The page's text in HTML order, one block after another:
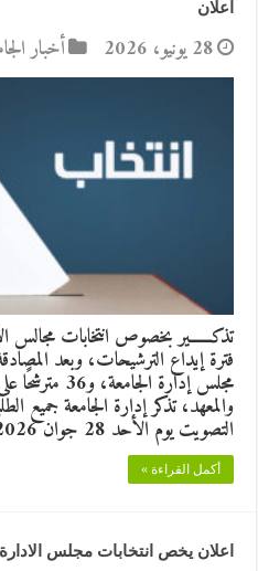
اعلان
28 يونيو، 2026 أخبار
تذكــــــير بخصوص انتخابات
مجلس إدارة
والمعهد، تذكر إدارة الجامعة جميع
التصويت يوم الأحد 28 جوان 2026، إلى غاية الساعة 15:00 …
أكمل القراءة »
اعلان يخص انتخابات مجلس الادارة